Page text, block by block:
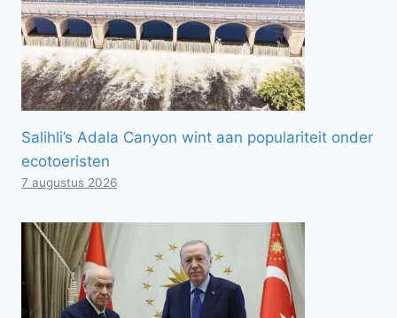
Salihli’s Adala Canyon wint aan populariteit onder
ecotoeristen
7 augustus 2026